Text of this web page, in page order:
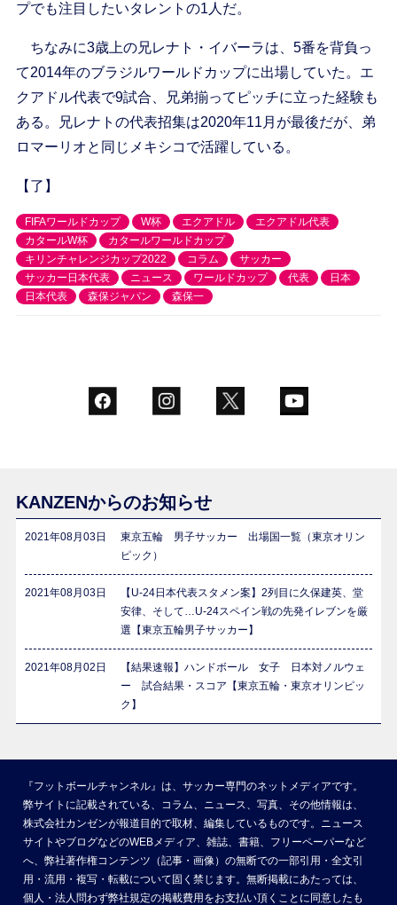
プでも注目したいタレントの1人だ。
ちなみに3歳上の兄レナト・イバーラは、5番を背負っ
て2014年のブラジルワールドカップに出場していた。エ
クアドル代表で9試合、兄弟揃ってピッチに立った経験も
ある。兄レナトの代表招集は2020年11月が最後だが、弟
ロマーリオと同じメキシコで活躍している。
【了】
FIFAワールドカップ W杯 エクアドル
エクアドル代表
カタールW杯
カタールワールドカップ
キリンチャレンジカップ2022
コラム
サッカー
サッカー日本代表
ニュース ワールドカップ 代表
日本
日本代表
森保ジャパン 森保一
KANZENからのお知らせ
2021年08月03日
東京五輪 男子サッカー 出場国一覧（東京オリン
ピック）
2021年08月03日
【U-24日本代表スタメン案】2列目に久保建英、堂
安律、そして…U-24スペイン戦の先発イレブンを厳
選【東京五輪男子サッカー】
2021年08月02日
【結果速報】ハンドボール 女子 日本対ノルウェ
ー 試合結果・スコア【東京五輪・東京オリンピッ
ク】
『フットボールチャンネル』は、サッカー専門のネットメディアです。
弊サイトに記載されている、コラム、ニュース、写真、その他情報は、
株式会社カンゼンが報道目的で取材、編集しているものです。ニュース
サイトやブログなどのWEBメディア、雑誌、書籍、フリーペーパーなど
へ、弊社著作権コンテンツ（記事・画像）の無断での一部引用・全文引
用・流用・複写・転載について固く禁じます。無断掲載にあたっては、
個人・法人問わず弊社規定の掲載費用をお支払い頂くことに同意したも